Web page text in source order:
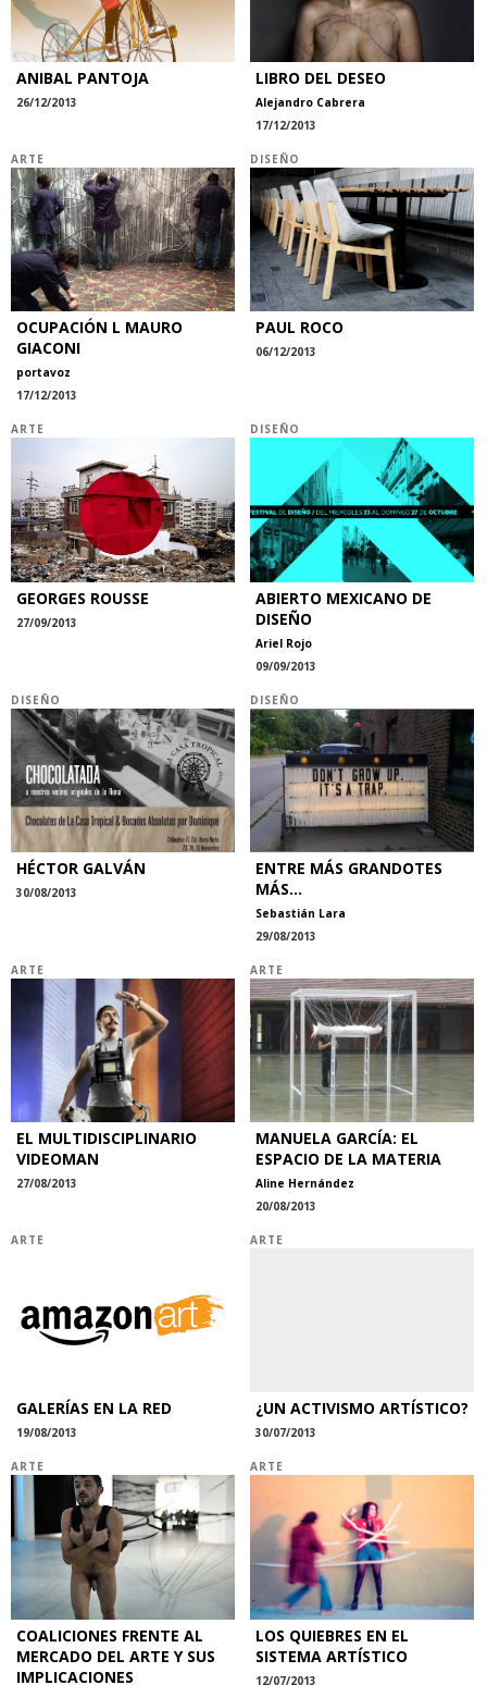
ANIBAL PANTOJA
26/12/2013
LIBRO DEL DESEO
Alejandro Cabrera
17/12/2013
ARTE
OCUPACIÓN L MAURO
GIACONI
portavoz
17/12/2013
DISEÑO
PAUL ROCO
06/12/2013
ARTE
GEORGES ROUSSE
27/09/2013
DISEÑO
ABIERTO MEXICANO DE
DISEÑO
Ariel Rojo
09/09/2013
DISEÑO
HÉCTOR GALVÁN
30/08/2013
DISEÑO
ENTRE MÁS GRANDOTES
MÁS...
Sebastián Lara
29/08/2013
ARTE
EL MULTIDISCIPLINARIO
VIDEOMAN
27/08/2013
ARTE
MANUELA GARCÍA: EL
ESPACIO DE LA MATERIA
Aline Hernández
20/08/2013
ARTE
GALERÍAS EN LA RED
19/08/2013
ARTE
¿UN ACTIVISMO ARTÍSTICO?
30/07/2013
ARTE
COALICIONES FRENTE AL
MERCADO DEL ARTE Y SUS
IMPLICACIONES
ARTE
LOS QUIEBRES EN EL
SISTEMA ARTÍSTICO
12/07/2013